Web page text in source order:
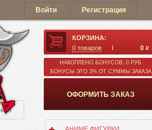
Войти Регистрация
КОРЗИНА:
0товаров 0 q
НАКОПЛЕНО БОНУСОВ: 0 РУБ
БОНУСЫ ЭТО 3% ОТ СУММЫ ЗАКАЗА
ОФОРМИТЬ ЗАКАЗ